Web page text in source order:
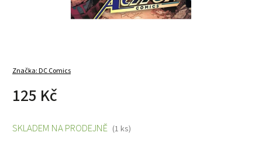
Značka:DC Comics
125 Kč
SKLADEM NA PRODEJNĚ (1 ks)